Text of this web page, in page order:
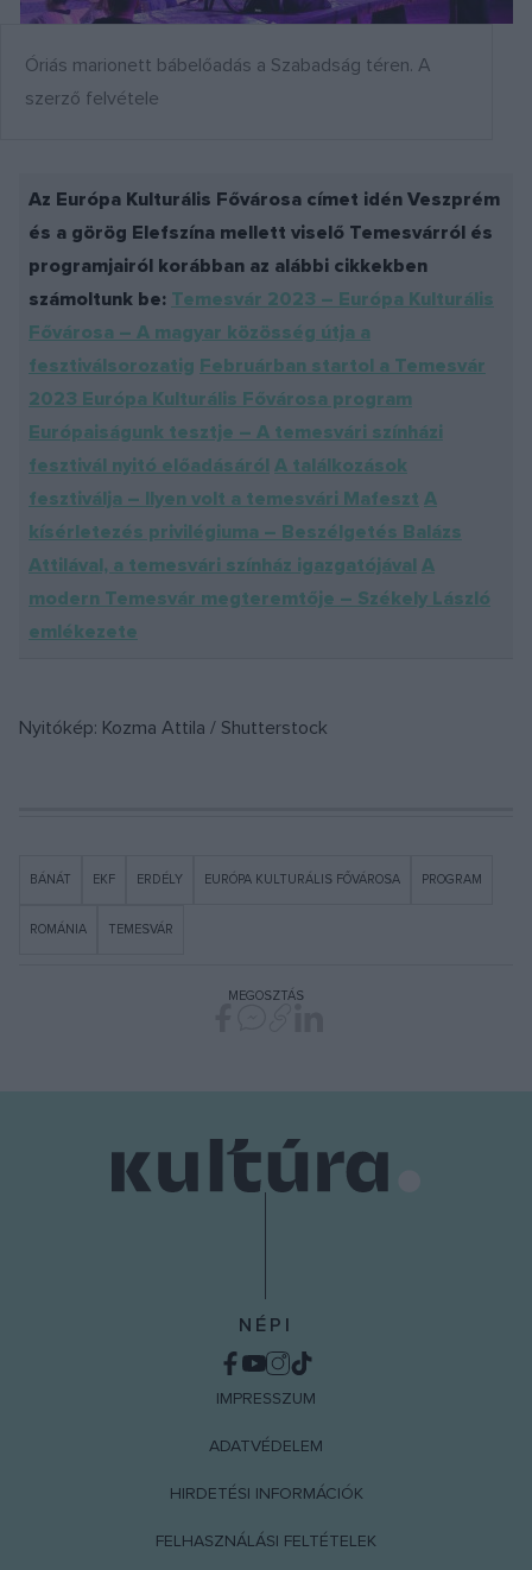
Óriás marionett bábelőadás a Szabadság téren. A
szerző felvétele
Az Európa Kulturális Fővárosa címet idén Veszprém
és a görög Elefszína mellett viselő Temesvárról és
programjairól korábban az alábbi cikkekben
számoltunk be: Temesvár 2023 – Európa Kulturális
Fővárosa – A magyar közösség útja a
fesztiválsorozatig Februárban startol a Temesvár
2023 Európa Kulturális Fővárosa program
Európaiságunk tesztje – A temesvári színházi
fesztivál nyitó előadásáról A találkozások
fesztiválja – Ilyen volt a temesvári Mafeszt A
kísérletezés privilégiuma – Beszélgetés Balázs
Attilával, a temesvári színház igazgatójával A
modern Temesvár megteremtője – Székely László
emlékezete
Nyitókép: Kozma Attila / Shutterstock
BÁNÁT EKF ERDÉLY EURÓPA KULTURÁLIS FŐVÁROSA PROGRAM
ROMÁNIA TEMESVÁR
MEGOSZTÁS
NÉPI
IMPRESSZUM
ADATVÉDELEM
HIRDETÉSI INFORMÁCIÓK
FELHASZNÁLÁSI FELTÉTELEK